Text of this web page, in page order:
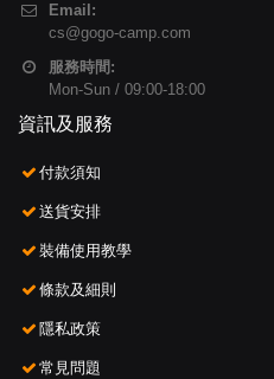
Email:
cs@gogo-camp.com
服務時間:
Mon-Sun / 09:00-18:00
資訊及服務
付款須知
送貨安排
裝備使用教學
條款及細則
隱私政策
常見問題